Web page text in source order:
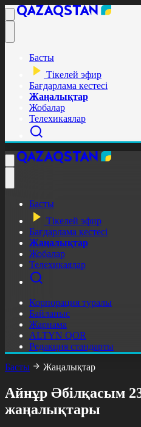
Басты
Тікелей эфир
Бағдарлама кестесі
Жаңалықтар
Жобалар
Телехикаялар
Басты
Тікелей эфир
Бағдарлама кестесі
Жаңалықтар
Жобалар
Телехикаялар
Корпорация туралы
Байланыс
Жарнама
ALTYN QOR
Редакция стандарты
Басты
Жаңалықтар
Айнұр Әбілқасым
жаңалықтары